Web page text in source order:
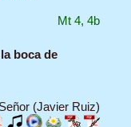
Mt 4, 4b
boca de
(Javier Ruiz)